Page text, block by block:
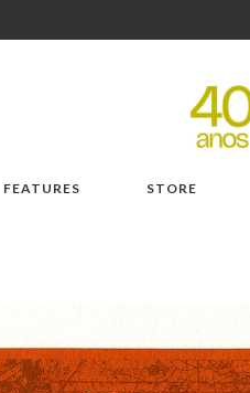
FEATURES STORE